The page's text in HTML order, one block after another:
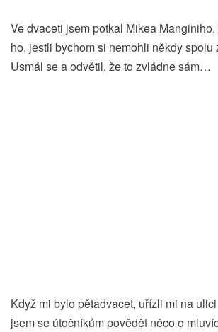
Ve dvaceti jsem potkal Mikea
ho, jestli bychom si nemohli někdy spolu
Usmál se a odvětil, že to zvládne sám…
Když mi bylo pětadvacet, uřízli mi na
jsem se útočníkům povědět něco o